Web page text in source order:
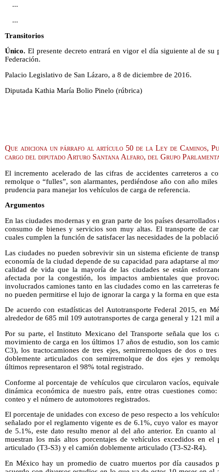
...
...
Transitorios
Único. El presente decreto entrará en vigor el día siguiente al de
Federación.
Palacio Legislativo de San Lázaro, a 8 de diciembre de 2016.
Diputada Kathia María Bolio Pinelo (rúbrica)
Que adiciona un párrafo al artículo 50 de la Ley de Caminos,
cargo del diputado Arturo Santana Alfaro, del Grupo
El incremento acelerado de las cifras de accidentes carreteros a
remolque o “fulles”, son alarmantes, perdiéndose año con año
prudencia para manejar los vehículos de carga de referencia.
Argumentos
En las ciudades modernas y en gran parte de los países
consumo de bienes y servicios son muy altas. El transporte de
cuales cumplen la función de satisfacer las necesidades de la
Las ciudades no pueden sobrevivir sin un sistema eficiente de
economía de la ciudad depende de su capacidad para adaptarse al
calidad de vida que la mayoría de las ciudades se están
afectada por la congestión, los impactos ambientales que
involucrados camiones tanto en las ciudades como en las carreteras
no pueden permitirse el lujo de ignorar la carga y la forma en que
De acuerdo con estadísticas del Autotransporte Federal 2015, en
alrededor de 685 mil 109 autotransportes de carga general y 121 mil
Por su parte, el Instituto Mexicano del Transporte señala que los
movimiento de carga en los últimos 17 años de estudio, son los
C3), los tractocamiones de tres ejes, semirremolques de dos o
doblemente articulados con semirremolque de dos ejes y
últimos representaron el 98% total registrado.
Conforme al porcentaje de vehículos que circularon vacíos,
dinámica económica de nuestro país, entre otras cuestiones
conteo y el número de automotores registrados.
El porcentaje de unidades con exceso de peso respecto a los
señalado por el reglamento vigente es de 6.1%, cuyo valor es
de 5.1%, este dato resulto menor al del año anterior. En cuanto
muestran los más altos porcentajes de vehículos excedidos en
articulado (T3-S3) y el camión doblemente articulado (T3-S2-R4).
En México hay un promedio de cuatro muertos por día causados